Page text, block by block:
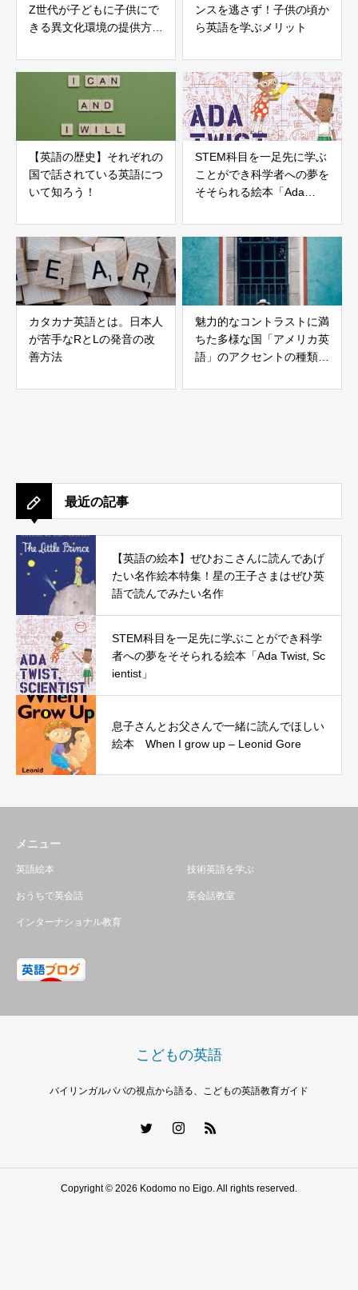
Z世代が子どもに子供にで
きる異文化環境の提供方法
ンスを逃さず！子供の頃か
ら英語を学ぶメリット
【英語の歴史】それぞれの
国で話されている英語につ
いて知ろう！
STEM科目を一足先に学ぶ
ことができ科学者への夢を
そそられる絵本「Ada
カタカナ英語とは。日本人
が苦手なRとLの発音の改
善方法
魅力的なコントラストに満
ちた多様な国「アメリカ英
語」のアクセントの種類を
最近の記事
【英語の絵本】ぜひおこさんに読んであげ
たい名作絵本特集！星の王子さまはぜひ英
語で読んでみたい名作
STEM科目を一足先に学ぶことができ科学
者への夢をそそられる絵本「Ada Twist, Sc
ientist」
息子さんとお父さんで一緒に読んでほしい
絵本 When I grow up – Leonid Gore
メニュー
英語絵本 技術英語を学ぶ
おうちで英会話 英会話教室
インターナショナル教育
こどもの英語
バイリンガルパパの視点から語る、こどもの英語教育ガイド
Copyright © 2026 Kodomo no Eigo. All rights reserved.